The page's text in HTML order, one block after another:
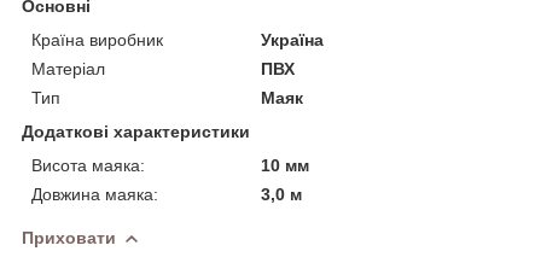
Основні
Країна виробник
Україна
Матеріал
ПВХ
Тип
Маяк
Додаткові характеристики
Висота маяка:
10 мм
Довжина маяка:
3,0 м
Приховати